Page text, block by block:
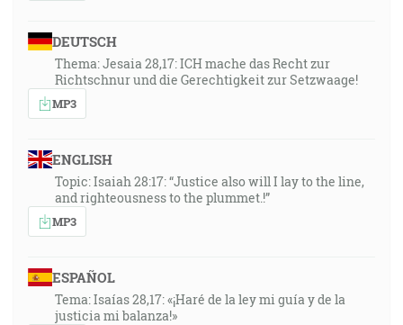
DEUTSCH
Thema: Jesaia 28,17: ICH mache das Recht zur
Richtschnur und die Gerechtigkeit zur Setzwaage!
MP3
ENGLISH
Topic: Isaiah 28:17: “Justice also will I lay to the line,
and righteousness to the plummet.!”
MP3
ESPAÑOL
Tema: Isaías 28,17: «¡Haré de la ley mi guía y de la
justicia mi balanza!»